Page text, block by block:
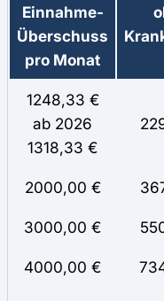
Einnahme-
Überschuss
pro Monat
1248,33 €
ab 2026
1318,33 €
2000,00 €
3000,00 €
4000,00 €